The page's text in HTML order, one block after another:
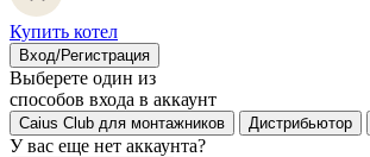
Купить котел
Вход/Регистрация
Выберете один из
способов входа в аккаунт
Caius Club для монтажников Дистрибьютор
У вас еще нет аккаунта?